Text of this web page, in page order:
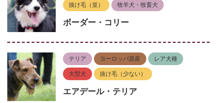
抜け毛（並） 牧羊犬・牧畜犬
ボーダー・コリー
テリア ヨーロッパ原産 レア犬種
大型犬 抜け毛（少ない）
エアデール・テリア